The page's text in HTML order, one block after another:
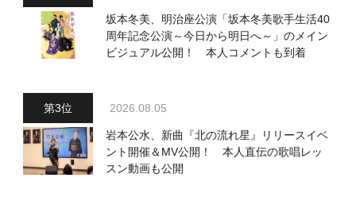
坂本冬美、明治座公演「坂本冬美歌手生活40
周年記念公演～今日から明日へ～」のメイン
ビジュアル公開！ 本人コメントも到着
2026.08.05
岩本公水、新曲『北の流れ星』リリースイベ
ント開催＆MV公開！ 本人直伝の歌唱レッ
スン動画も公開